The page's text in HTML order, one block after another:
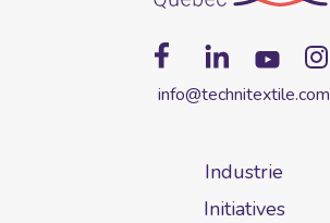
info@technitextile.com
Industrie
Initiatives